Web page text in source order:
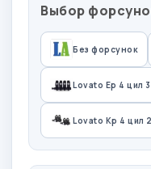
Выбор
Без форсунок
Lovato Ep 4 цил
Lovato Kp 4 цил